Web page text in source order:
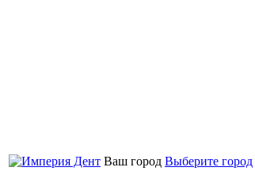
Ваш город Выберите город